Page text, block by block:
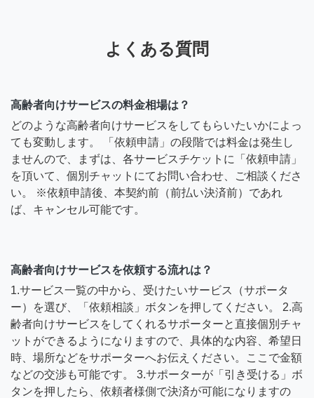
よくある質問
高齢者向けサービスの料金相場は？
どのような高齢者向けサービスをしてもらいたいかによっ
ても変動します。 「依頼申請」の段階では料金は発生し
ませんので、まずは、各サービスチケットに「依頼申請」
を頂いて、個別チャットにてお問い合わせ、ご相談くださ
い。 ※依頼申請後、本契約前（前払い決済前）であれ
ば、キャンセル可能です。
高齢者向けサービスを依頼する流れは？
1.サービス一覧の中から、受けたいサービス（サポータ
ー）を選び、「依頼相談」ボタンを押してください。 2.高
齢者向けサービスをしてくれるサポーターと直接個別チャ
ットができるようになりますので、具体的な内容、希望日
時、場所などをサポーターへお伝えください。ここで金額
などの交渉も可能です。 3.サポーターが「引き受ける」ボ
タンを押したら、依頼者様側で決済が可能になりますの